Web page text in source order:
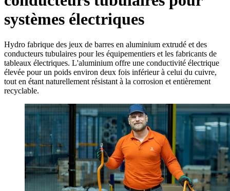
systèmes électriques
Hydro fabrique des jeux de barres en aluminium extrudé et des
conducteurs tubulaires pour les équipementiers et les fabricants de
tableaux électriques. L'aluminium offre une conductivité électrique
élevée pour un poids environ deux fois inférieur à celui du cuivre,
tout en étant naturellement résistant à la corrosion et entièrement
recyclable.